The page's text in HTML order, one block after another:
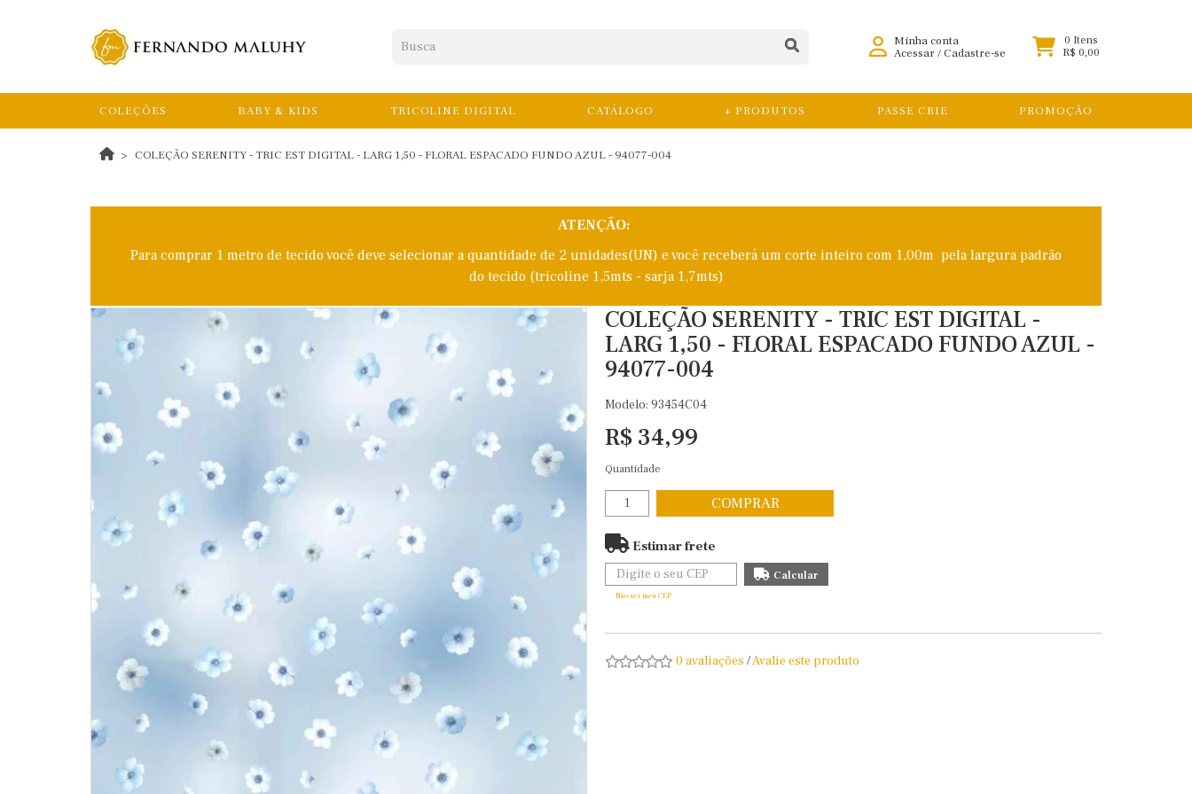
Minha conta
Acessar/Cadastre-se
0 Itens
R$ 0,00
COLEÇÕES BABY & KIDS TRICOLINE DIGITAL CATÁLOGO + PRODUTOS PASSE CRIE PROMOÇÃO
COLEÇÃO SERENITY - TRIC EST DIGITAL - LARG 1,50 - FLORAL ESPACADO FUNDO AZUL - 94077-004
ATENÇÃO:
Para comprar 1 metro de tecido você deve selecionar a quantidade de 2 unidades(UN) e você receberá um corte inteiro com 1,00m pela largura padrão
do tecido (tricoline 1,5mts - sarja 1,7mts)
COLEÇÃO SERENITY - TRIC EST DIGITAL -
LARG 1,50 - FLORAL ESPACADO FUNDO AZUL -
94077-004
Modelo: 93454C04
R$ 34,99
Quantidade
COMPRAR
Estimar frete
Não sei meu CEP
0 avaliações /Avalie este produto